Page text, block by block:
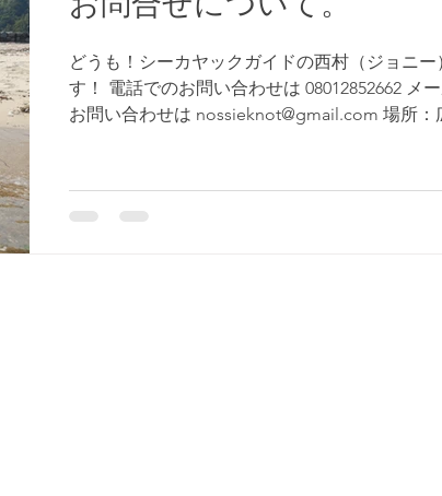
どうも！シーカヤックガイドの西村（ジョニー
す！ 電話でのお問い合わせは 08012852662 メ
お問い合わせは nossieknot@gmail.com 場所：